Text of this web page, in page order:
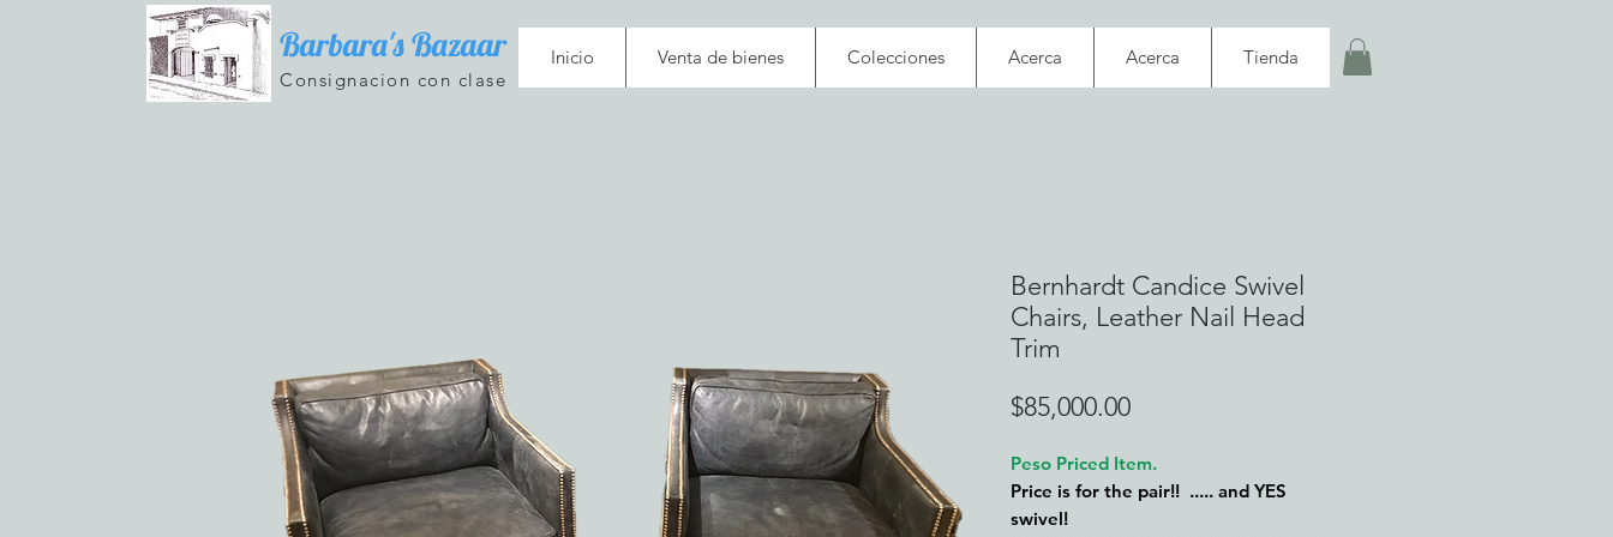
Barbara's Bazaar
Consignacion con clase
Inicio Venta de bienes Colecciones Acerca Acerca Tienda
Bernhardt Candice Swivel
Chairs, Leather Nail Head
Trim
$85,000.00Precio
Peso Priced Item.
Price is for the pair!! ..... and YES
swivel!